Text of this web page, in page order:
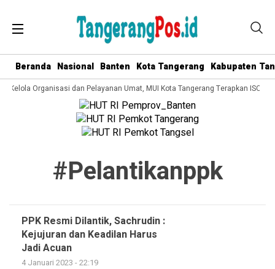
Beranda Nasional Banten Kota Tangerang Kabupaten
Kelola Organisasi dan Pelayanan Umat, MUI Kota Tangerang Terapkan ISO
#pelantikanppk
PPK Resmi Dilantik, Sachrudin :
Kejujuran dan Keadilan Harus
Jadi Acuan
4 Januari 2023 - 22:19